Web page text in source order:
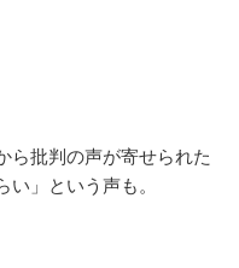
ら批判の声が寄せられた
い」という声も。